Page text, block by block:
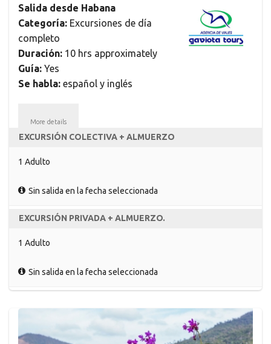
Salida desde Habana
Categoría: Excursiones de día
completo
Duración: 10 hrs approximately
Guía: Yes
Se habla: español y inglés
More details
EXCURSIÓN COLECTIVA + ALMUERZO
1 Adulto
Sin salida en la fecha seleccionada
EXCURSIÓN PRIVADA + ALMUERZO.
1 Adulto
Sin salida en la fecha seleccionada